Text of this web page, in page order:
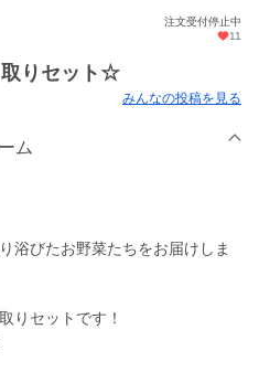
注文受付停止中
11
りセット☆
みんなの投稿を見る
ム
浴びたお野菜たちをお届けしま
りセットです！